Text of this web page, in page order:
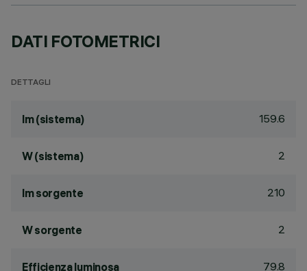
DATI FOTOMETRICI
DETTAGLI
lm (sistema) 159.6
W (sistema) 2
lm sorgente 210
W sorgente 2
Efficienza luminosa
79.8